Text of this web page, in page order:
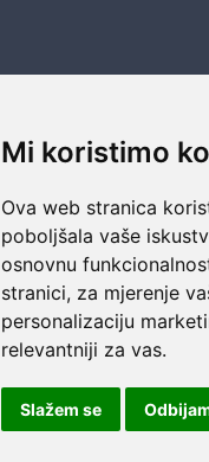
Mi koristimo
Ova web stranica
poboljšala vaše
osnovnu
stranici, za mjerenje
personalizaciju
relevantniji za vas.
Slažem se
24/7 odlična
Naši agenti uvijek na